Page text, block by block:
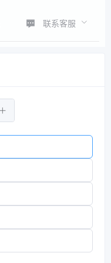
联系客服